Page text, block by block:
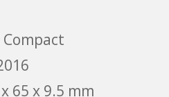
65 x 9.5 mm